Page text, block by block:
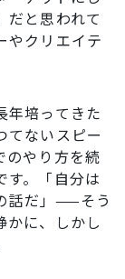
だと思われて
やクリエイテ
年培ってきた
てないスピー
のやり方を続
す。「自分は
話だ」——そう
かに、しかし